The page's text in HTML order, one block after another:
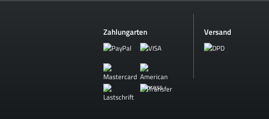
Zahlungarten Versand